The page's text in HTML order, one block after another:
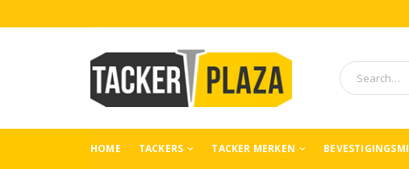
HOME TACKERS TACKER MERKEN